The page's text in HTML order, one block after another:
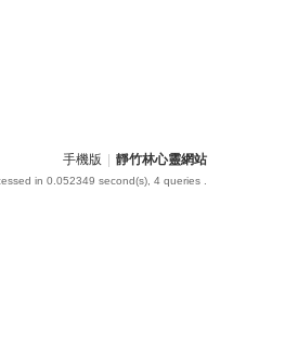
手機版 靜竹林心靈網站
in 0.052349 second(s), 4 queries .